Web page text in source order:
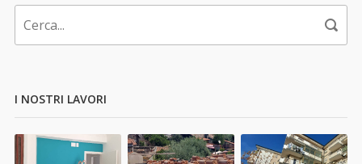
I NOSTRI LAVORI